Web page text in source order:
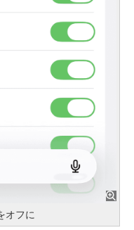
オフに